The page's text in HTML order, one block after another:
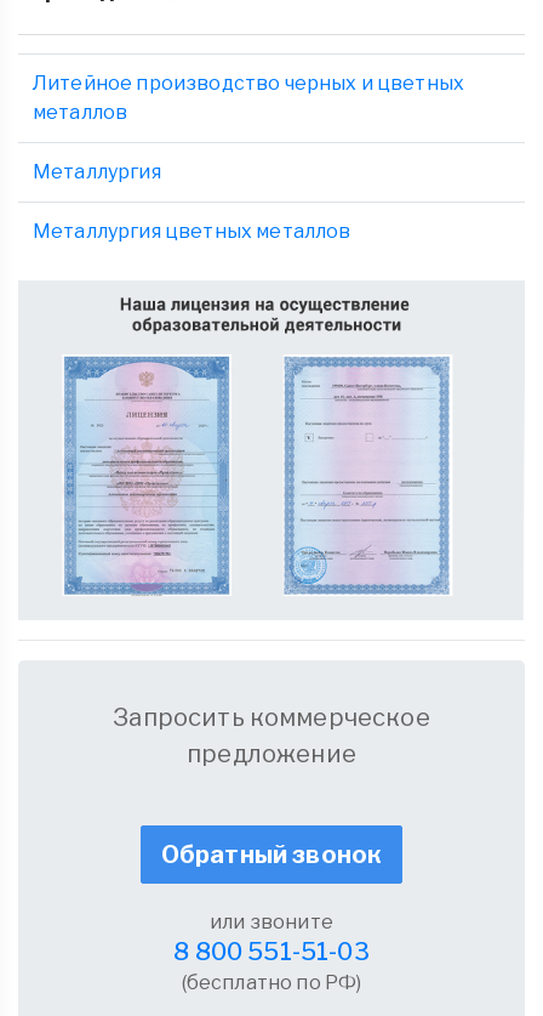
Литейное производство черных и цветных
металлов
Металлургия
Металлургия цветных металлов
Запросить коммерческое
предложение
Обратный звонок
или звоните
8 800 551-51-03
(бесплатно по РФ)